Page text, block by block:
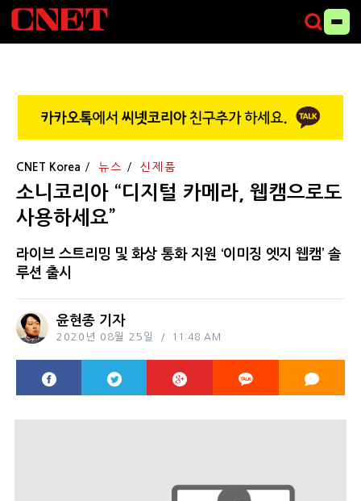
CNET Korea 뉴스 신제품
소니코리아 “디지털 카메라, 웹캠으로도
사용하세요”
라이브 스트리밍 및 화상 통화 지원 ‘이미징 엣지 웹캠’ 솔
루션 출시
윤현종 기자
2020년 08월 25일 11:48 AM